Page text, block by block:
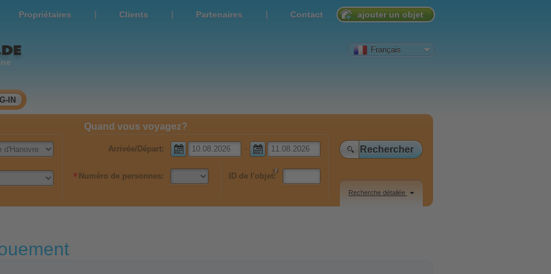
ajouter un objet
Propriétaires | Clients | Partenaires | Contact
Français
IN
Quand vous voyagez?
Arrivée/Départ: -
Numéro de personnes:
* ID de l'objet:
Recherche détailée